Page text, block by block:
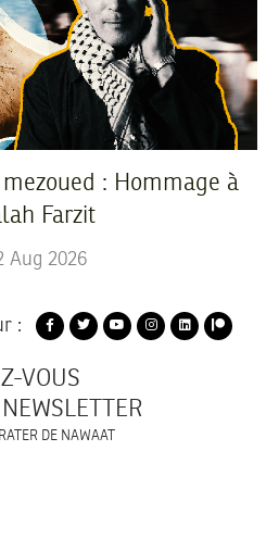
: Hommage à
Farzit
Aug 2026
:
VOUS
DE NAWAAT